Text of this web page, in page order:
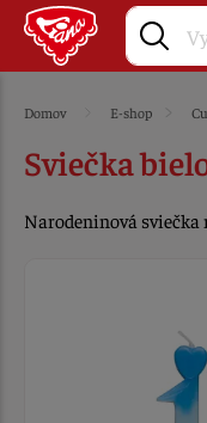
Domov E-shop
Sviečka
Narodeninová sviečka